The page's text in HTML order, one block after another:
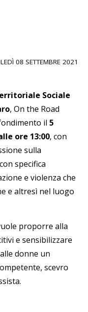
08 SETTEMBRE 2021
Sociale
, On the Road
il 5
ore 13:00, con
sulla
specifica
e violenza che
e altresì nel luogo
proporre alla
e sensibilizzare
donne un
scevro